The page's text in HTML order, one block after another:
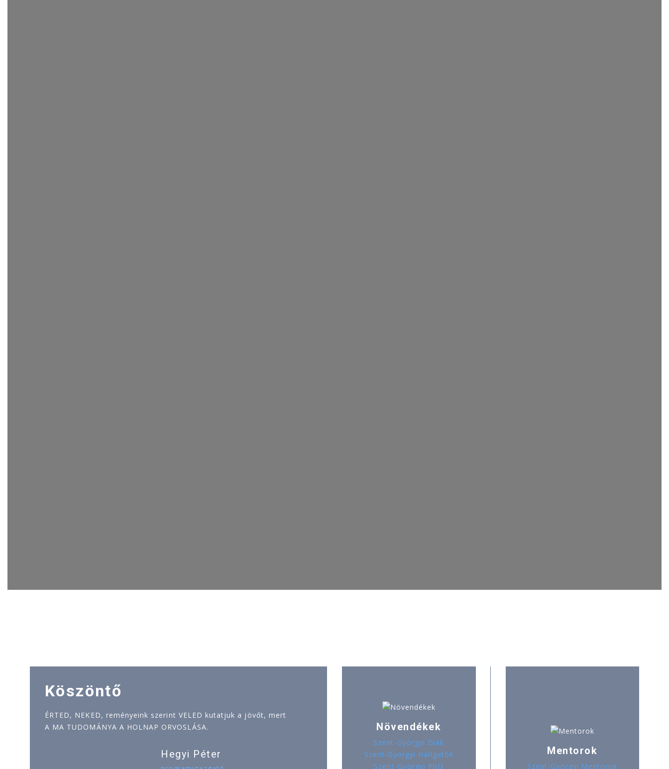
Köszöntő
ÉRTED, NEKED, reményeink szerint VELED kutatjuk a jövőt, mert
A MA TUDOMÁNYA A HOLNAP ORVOSLÁSA.
Hegyi Péter
Növendékek
Szent-Györgyi Diák
Szent-Györgyi Hallgatók
Szent-Györgyi PhD
Mentorok
Szent-Györgyi Mentorok